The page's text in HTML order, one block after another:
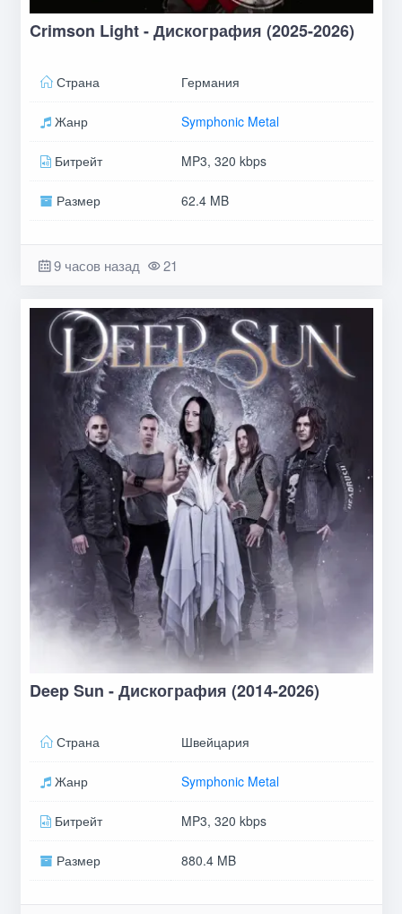
Crimson Light - Дискография (2025-2026)
Страна Германия
Жанр Symphonic Metal
Битрейт MP3, 320 kbps
Размер 62.4 MB
9 часов назад 21
Deep Sun - Дискография (2014-2026)
Страна Швейцария
Жанр Symphonic Metal
Битрейт MP3, 320 kbps
Размер 880.4 MB